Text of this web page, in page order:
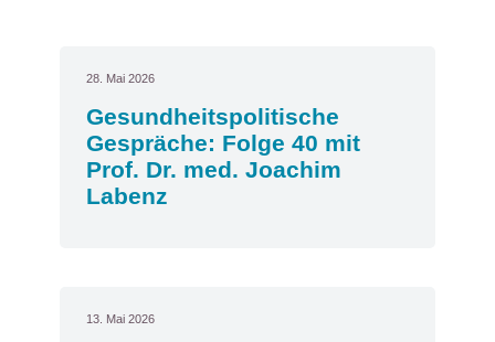
28. Mai 2026
Gesundheitspolitische
Gespräche: Folge 40 mit
Prof. Dr. med. Joachim
Labenz
13. Mai 2026